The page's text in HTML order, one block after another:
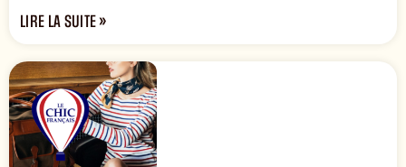
LIRE LA SUITE »